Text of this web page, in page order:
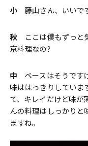
小 藤山さん、いいで
秋 ここは僕もずっと
京料理なの?
中 ベースはそうです
味ははっきりしていま
て、キレイだけど味が
んの料理はしっかりと
ますね。